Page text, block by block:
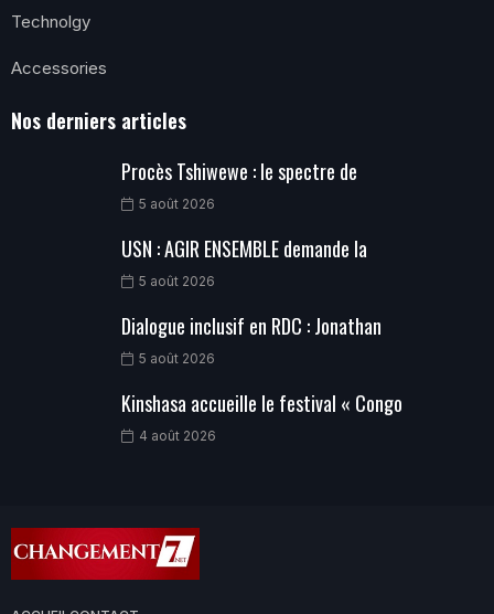
Technolgy
Accessories
Nos derniers articles
Procès Tshiwewe : le spectre de
5 août 2026
USN : AGIR ENSEMBLE demande la
5 août 2026
Dialogue inclusif en RDC : Jonathan
5 août 2026
Kinshasa accueille le festival « Congo
4 août 2026